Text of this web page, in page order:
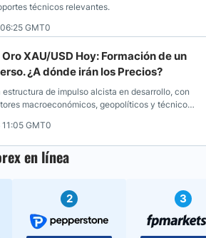
técnicos relevantes.
GMT0
XAU/USD Hoy: Formación de un
¿A dónde irán los Precios?
estructura de impulso alcista en desarrollo, con
macroeconómicos, geopolíticos y técnicos.
clave de soporte y resistencia dentro de
GMT0
en línea
2 3